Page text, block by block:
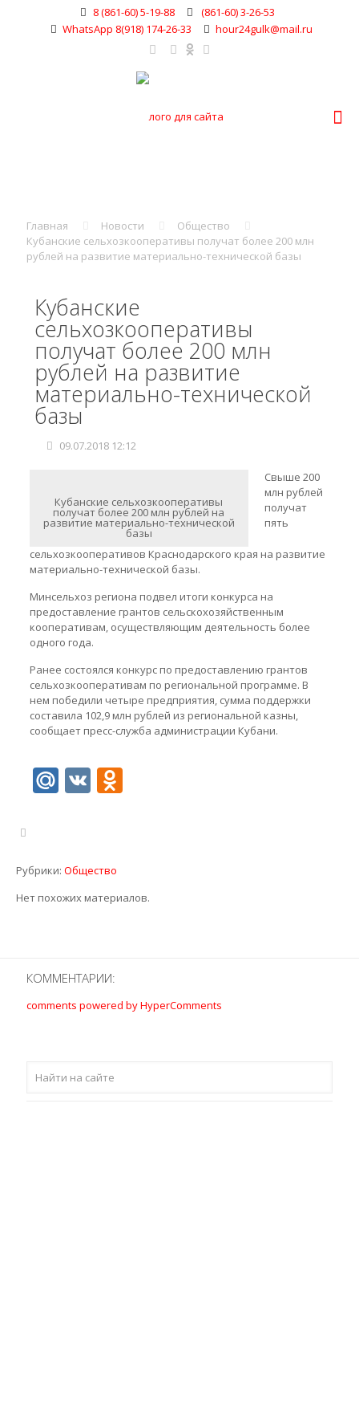
8 (861-60) 5-19-88
(861-60) 3-26-53
WhatsApp 8(918) 174-26-33
hour24gulk@mail.ru
Главная Новости
Общество
Кубанские сельхозкооперативы получат более 200 млн
рублей на развитие материально-технической базы
Кубанские
сельхозкооперативы
получат более 200 млн
рублей на развитие
материально-технической
базы
09.07.2018 12:12
Кубанские сельхозкооперативы
получат более 200 млн рублей на
развитие материально-технической
базы
Свыше 200
млн рублей
получат
пять
сельхозкооперативов Краснодарского края на развитие
материально-технической базы.
Минсельхоз региона подвел итоги конкурса на
предоставление грантов сельскохозяйственным
кооперативам, осуществляющим деятельность более
одного года.
Ранее состоялся конкурс по предоставлению грантов
сельхозкооперативам по региональной программе. В
нем победили четыре предприятия, сумма поддержки
составила 102,9 млн рублей из региональной казны,
сообщает пресс-служба администрации Кубани.
Mail.Ru
VKOdnoklassniki
Рубрики: Общество
Нет похожих материалов.
КОММЕНТАРИИ:
comments powered by HyperComments